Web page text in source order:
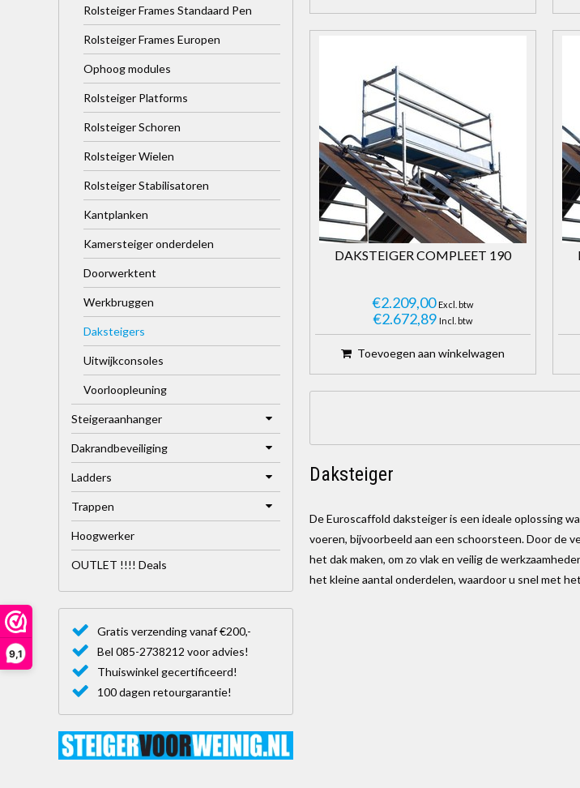
9,1
DAKSTEIGER COMPLEET 190
€2.209,00 Excl. btw
€2.672,89 Incl. btw
Toevoegen aan winkelwagen
Daksteiger
De Euroscaffold daksteiger is een ideale oplossing
voeren, bijvoorbeeld aan een schoorsteen. Door de
het dak maken, om zo vlak en veilig de
het kleine aantal onderdelen, waardoor u snel met
drie verschillende varianten: met een vloerlengte
Rolsteiger Frames Standaard Pen
Rolsteiger Frames Europen
Ophoog modules
Rolsteiger Platforms
Rolsteiger Schoren
Rolsteiger Wielen
Rolsteiger Stabilisatoren
Kantplanken
Kamersteiger onderdelen
Doorwerktent
Werkbruggen
Daksteigers
Uitwijkconsoles
Voorloopleuning
Steigeraanhanger
Dakrandbeveiliging
Ladders
Trappen
Hoogwerker
OUTLET !!!! Deals
Gratis verzending vanaf €200,-
Bel 085-2738212 voor advies!
Thuiswinkel gecertificeerd!
100 dagen retourgarantie!